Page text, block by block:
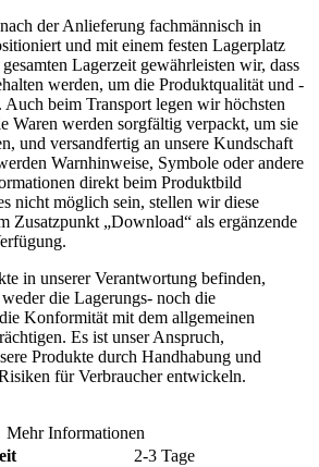
der Anlieferung fachmännisch in
und mit einem festen Lagerplatz
Lagerzeit gewährleisten wir, dass
werden, um die Produktqualität und -
Auch beim Transport legen wir höchsten
Waren werden sorgfältig verpackt, um sie
und versandfertig an unsere Kundschaft
Warnhinweise, Symbole oder andere
direkt beim Produktbild
nicht möglich sein, stellen wir diese
Zusatzpunkt „Download“ als ergänzende
in unserer Verantwortung befinden,
die Lagerungs- noch die
Konformität mit dem allgemeinen
Es ist unser Anspruch,
Produkte durch Handhabung und
für Verbraucher entwickeln.
Mehr Informationen
2-3 Tage